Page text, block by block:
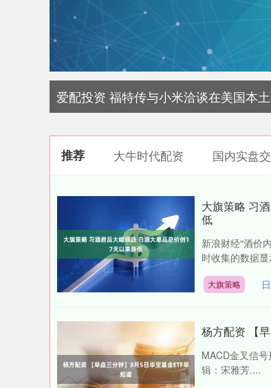
爱配投资 福特传与小米洽谈在美国本
推荐 大牛时代配资 国内实盘
大旗策略 习
低
新浪财经“酒价
时收集的数据
大旗策略
杨方配资 【
MACD金叉信
辑：宋雅芳....